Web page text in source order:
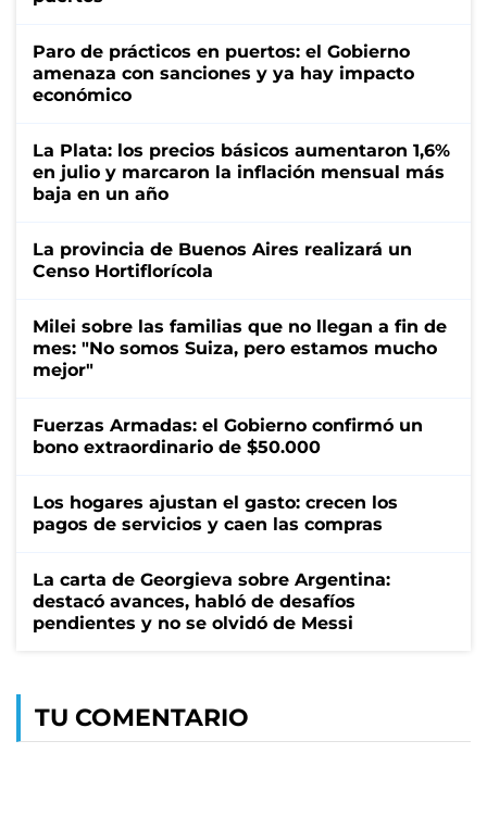
Paro de prácticos en puertos: el Gobierno
amenaza con sanciones y ya hay impacto
económico
La Plata: los precios básicos aumentaron 1,6%
en julio y marcaron la inflación mensual más
baja en un año
La provincia de Buenos Aires realizará un
Censo Hortiflorícola
Milei sobre las familias que no llegan a fin de
mes: "No somos Suiza, pero estamos mucho
mejor"
Fuerzas Armadas: el Gobierno confirmó un
bono extraordinario de $50.000
Los hogares ajustan el gasto: crecen los
pagos de servicios y caen las compras
La carta de Georgieva sobre Argentina:
destacó avances, habló de desafíos
pendientes y no se olvidó de Messi
TU COMENTARIO